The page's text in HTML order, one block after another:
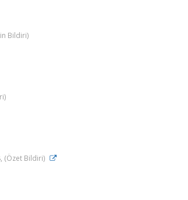
Bildiri)
(Özet Bildiri)